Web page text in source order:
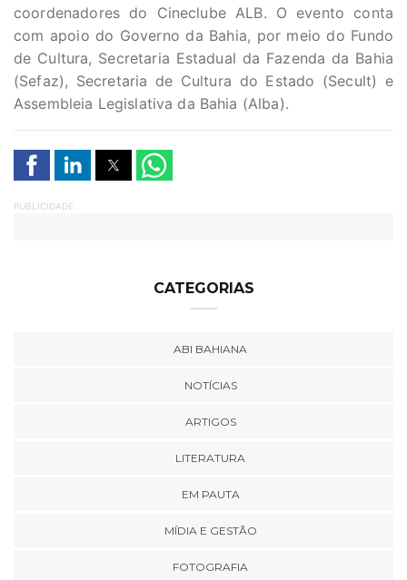
coordenadores do Cineclube ALB. O evento conta
com apoio do Governo da Bahia, por meio do Fundo
de Cultura, Secretaria Estadual da Fazenda da Bahia
(Sefaz), Secretaria de Cultura do Estado (Secult) e
Assembleia Legislativa da Bahia (Alba).
PUBLICIDADE
CATEGORIAS
ABI BAHIANA
NOTÍCIAS
ARTIGOS
LITERATURA
EM PAUTA
MÍDIA E GESTÃO
FOTOGRAFIA